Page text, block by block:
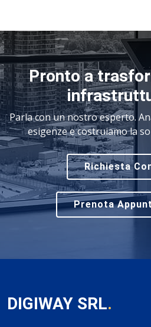
Pronto a
Parla con un nostro esperto.
esigenze e costruiamo la
Richiesta
Prenota
DIGIWAY SRL.